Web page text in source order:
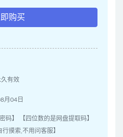
购买
有效
月04日
码】 【四位数的是网盘提取码】
摸索,不用问客服】